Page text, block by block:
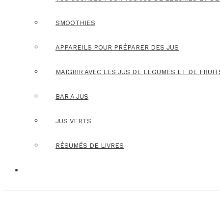
SMOOTHIES
APPAREILS POUR PRÉPARER DES JUS
MAIGRIR AVEC LES JUS DE LÉGUMES ET DE
BAR A JUS
JUS VERTS
RÉSUMÉS DE LIVRES